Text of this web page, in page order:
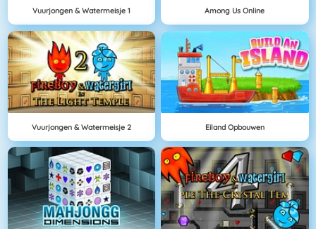
Vuurjongen & Watermeisje 1 Among Us Online
Vuurjongen & Watermeisje 2 Eiland Opbouwen